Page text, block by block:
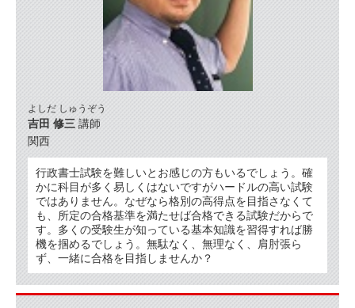
よしだ しゅうぞう
吉田 修三 講師
関西
行政書士試験を難しいとお感じの方もいるでしょう。確
かに科目が多く易しくはないですがハードルの高い試験
ではありません。なぜなら格別の高得点を目指さなくて
も、所定の合格基準を満たせば合格できる試験だからで
す。多くの受験生が知っている基本知識を習得すれば勝
機を掴めるでしょう。無駄なく、無理なく、肩肘張ら
ず、一緒に合格を目指しませんか？